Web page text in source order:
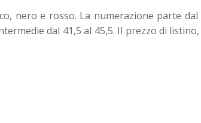
nero e rosso. La numerazione parte
dal 41,5 al 45,5. Il prezzo di